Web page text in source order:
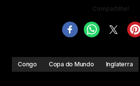
Compartilhe!
Congo Copa do Mundo Inglaterra